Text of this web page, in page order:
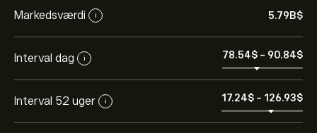
Markedsværdi i 5.79B‎$‎
Interval dag i 78.54‎$‎ - 90.84‎$‎
Interval 52 uger i 17.24‎$‎ - 126.93‎$‎